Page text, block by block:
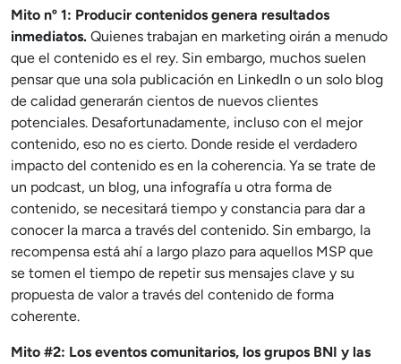
Mito nº 1: Producir contenidos genera resultados
inmediatos. Quienes trabajan en marketing oirán a menudo
que el contenido es el rey. Sin embargo, muchos suelen
pensar que una sola publicación en LinkedIn o un solo blog
de calidad generarán cientos de nuevos clientes
potenciales. Desafortunadamente, incluso con el mejor
contenido, eso no es cierto. Donde reside el verdadero
impacto del contenido es en la coherencia. Ya se trate de
un podcast, un blog, una infografía u otra forma de
contenido, se necesitará tiempo y constancia para dar a
conocer la marca a través del contenido. Sin embargo, la
recompensa está ahí a largo plazo para aquellos MSP que
se tomen el tiempo de repetir sus mensajes clave y su
propuesta de valor a través del contenido de forma
coherente.
Mito #2: Los eventos comunitarios, los grupos BNI y las